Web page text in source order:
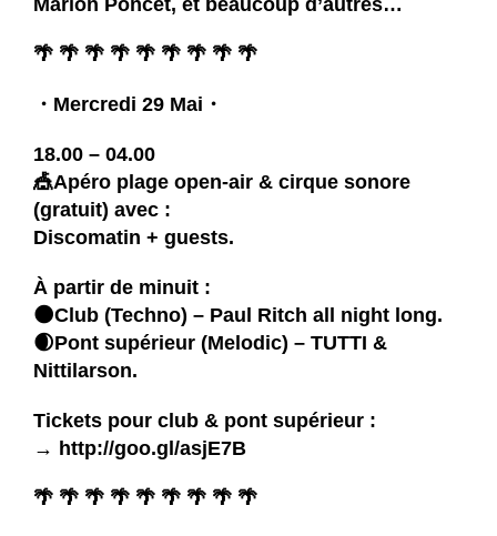
🌴 🌴 🌴 🌴 🌴 🌴 🌴 🌴 🌴
・Mercredi 29 Mai・
18.00 – 04.00
🎪Apéro plage open-air & cirque sonore
(gratuit) avec :
Discomatin + guests.
À partir de minuit :
🌑Club (Techno) – Paul Ritch all night long.
🌒Pont supérieur (Melodic) – TUTTI &
Nittilarson.
Tickets pour club & pont supérieur :
→ http://goo.gl/asjE7B
🌴 🌴 🌴 🌴 🌴 🌴 🌴 🌴 🌴